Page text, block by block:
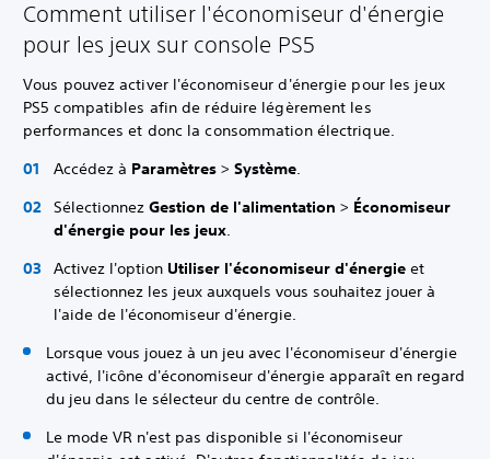
Comment utiliser l'économiseur d'énergie
pour les jeux sur console PS5
Vous pouvez activer l'économiseur d'énergie pour les jeux
PS5 compatibles afin de réduire légèrement les
performances et donc la consommation électrique.
Accédez à Paramètres > Système.
Sélectionnez Gestion de l'alimentation > Économiseur
d'énergie pour les jeux.
Activez l'option Utiliser l'économiseur d'énergie et
sélectionnez les jeux auxquels vous souhaitez jouer à
l'aide de l'économiseur d'énergie.
Lorsque vous jouez à un jeu avec l'économiseur d'énergie
activé, l'icône d'économiseur d'énergie apparaît en regard
du jeu dans le sélecteur du centre de contrôle.
Le mode VR n'est pas disponible si l'économiseur